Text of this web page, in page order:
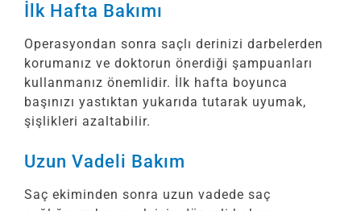
İlk Hafta Bakımı
Operasyondan sonra saçlı derinizi darbelerden
korumanız ve doktorun önerdiği şampuanları
kullanmanız önemlidir. İlk hafta boyunca
başınızı yastıktan yukarıda tutarak uyumak,
şişlikleri azaltabilir.
Uzun Vadeli Bakım
Saç ekiminden sonra uzun vadede saç